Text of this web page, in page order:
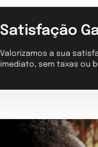
Satisfação
Valorizamos a sua
imediato, sem taxas ou